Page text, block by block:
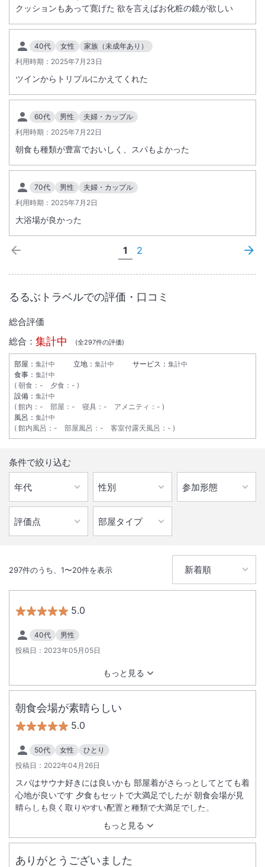
クッションもあって寛げた 欲を言えばお化粧の鏡が欲しい
40代 女性
家族（未成年あり）
利用時期： 2025年7月23日
ツインからトリプルにかえてくれた
60代 男性
夫婦・カップル
利用時期： 2025年7月22日
朝食も種類が豊富でおいしく、スパもよかった
70代 男性
夫婦・カップル
利用時期： 2025年7月2日
大浴場が良かった
1 2
るるぶトラベルでの評価・口コミ
総合評価
総合： 集計中 (全297件の評価)
部屋： 集計中 立地： 集計中 サービス： 集計中
食事： 集計中
朝食 ： - 夕食 ： -
設備： 集計中
館内 ： - 部屋 ： - 寝具 ： - アメニティ ： -
風呂： 集計中
館内風呂 ： - 部屋風呂 ： - 客室付露天風呂 ： -
条件で絞り込む
297件のうち、 1〜20件を表示
5.0
40代
男性
投稿日： 2023年05月05日
もっと見る
朝食会場が素晴らしい
5.0
50代 女性
ひとり
投稿日： 2022年04月26日
もっと見る
スパはサウナ好きには良いかも 部屋着がさらっとしてとても着
心地が良いです 夕食もセットで大満足でしたが 朝食会場が見
晴らしも良く取りやすい配置と種類で大満足でした。
ありがとうございました